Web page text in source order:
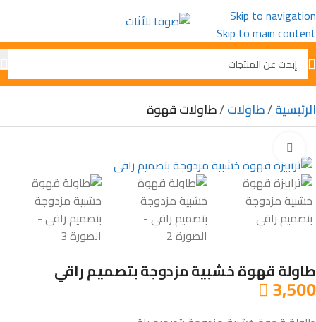
Skip to navigation
Skip to main content
الرئيسية طاولات طاولات قهوة
طاولة قهوة خشبية مزدوجة بتصميم راقي
 3,500